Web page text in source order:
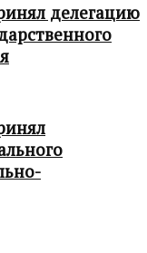
делегацию